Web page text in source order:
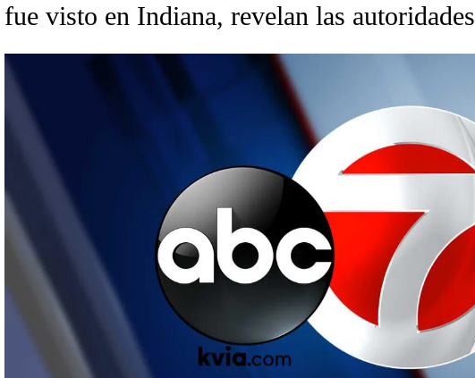
fue visto en Indiana, revelan las autoridades